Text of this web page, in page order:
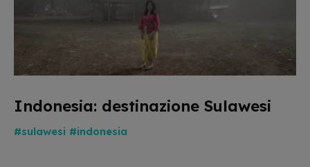
Indonesia: destinazione Sulawesi
#sulawesi #indonesia